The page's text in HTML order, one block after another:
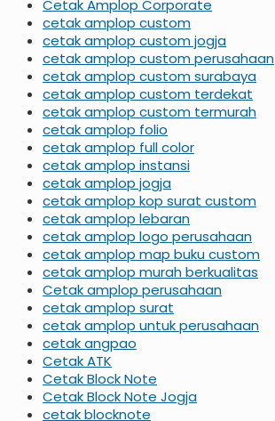
Cetak Amplop Corporate
cetak amplop custom
cetak amplop custom jogja
cetak amplop custom perusahaan
cetak amplop custom surabaya
cetak amplop custom terdekat
cetak amplop custom termurah
cetak amplop folio
cetak amplop full color
cetak amplop instansi
cetak amplop jogja
cetak amplop kop surat custom
cetak amplop lebaran
cetak amplop logo perusahaan
cetak amplop map buku custom
cetak amplop murah berkualitas
Cetak amplop perusahaan
cetak amplop surat
cetak amplop untuk perusahaan
cetak angpao
Cetak ATK
Cetak Block Note
Cetak Block Note Jogja
cetak blocknote